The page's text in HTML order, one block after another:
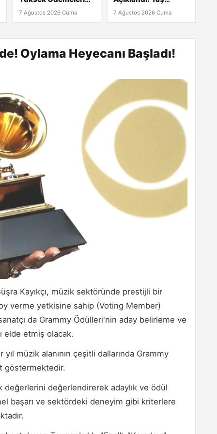
Yapan Bankalar
Neler?
7 Ağustos 2026 Cuma
Fındıkta Son Durum
Kaç TL?
7 Ağustos 2026 Cuma
Oylama Heyecanı Başladı!
Kayıkçı, müzik sektöründe prestijli bir
verme yetkisine sahip (Voting Member)
da Grammy Ödülleri'nin aday belirleme ve
elde etmiş olacak.
müzik alanının çeşitli dallarında Grammy
göstermektedir.
değerlendirerek adaylık ve ödül
başarı ve sektördeki deneyim gibi kriterlere